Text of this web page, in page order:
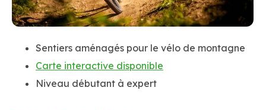
Sentiers aménagés pour le vélo de montagne
Carte interactive disponible
Niveau débutant à expert